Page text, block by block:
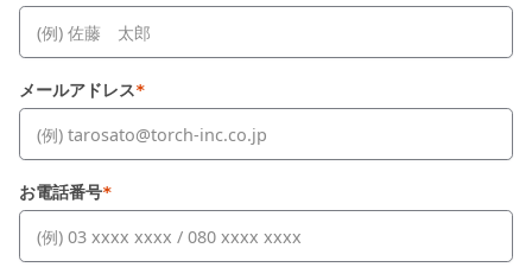
メールアドレス*
お電話番号*